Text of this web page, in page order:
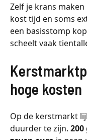
Zelf je krans
kost tijd en soms
een basisstomp
scheelt vaak
hoge kosten
Op de kerstmarkt
duurder te zijn.